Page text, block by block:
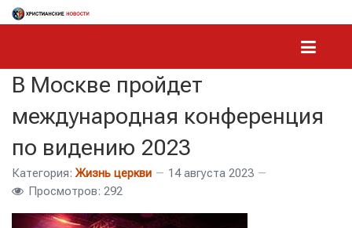
В Москве пройдет
международная конференция
по видению 2023
Категория: Жизнь церкви
14 августа 2023
Просмотров: 292